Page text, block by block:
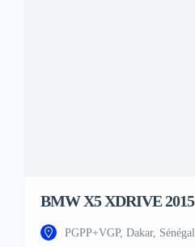
BMW X5 XDRIVE 2015
PGPP+VGP, Dakar, Sénégal